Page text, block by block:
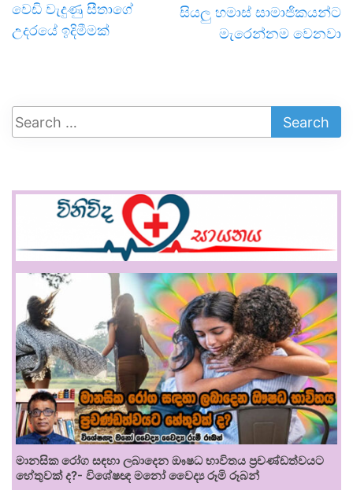
වෙඩි වැදුණු සීතාගේ
උදරයේ ඉදිමීමක්
සියලු හමාස් සාමාජිකයන්ට
මැරෙන්නම වෙනවා
මානසික රෝග සඳහා ලබාදෙන ඖෂධ භාවිතය ප්‍රචණ්ඩත්වයට
හේතුවක් ද?- විශේෂඥ මනෝ වෛද්‍ය රූමි රූබන්